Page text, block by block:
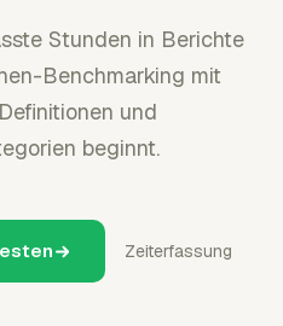
Stunden in Berichte
Benchmarking mit
und
beginnt.
Zeiterfassung